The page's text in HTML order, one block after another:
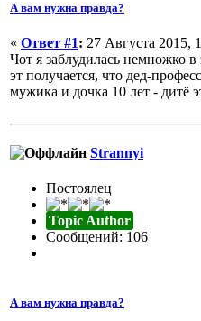
А вам нужна правда?
« Ответ #1: 27 Августа 2015,
Чот я заблудилась немножко в
эт получается, что дед-
мужика и дочка 10 лет - дитё
Strannyi
Постоялец
Topic Author
Сообщений: 106
А вам нужна правда?